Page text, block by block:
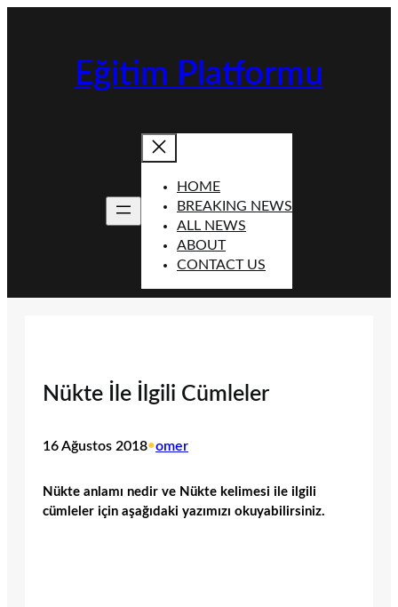
Eğitim Platformu
HOME
BREAKING NEWS
ALL NEWS
ABOUT
CONTACT US
Nükte İle İlgili Cümleler
16 Ağustos 2018•omer
Nükte anlamı nedir ve Nükte kelimesi ile ilgili
cümleler için aşağıdaki yazımızı okuyabilirsiniz.